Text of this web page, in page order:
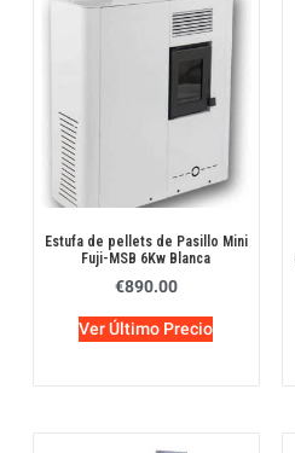
Estufa de pellets de Pasillo Mini
Fuji-MSB 6Kw Blanca
€890.00
Ver Último Precio